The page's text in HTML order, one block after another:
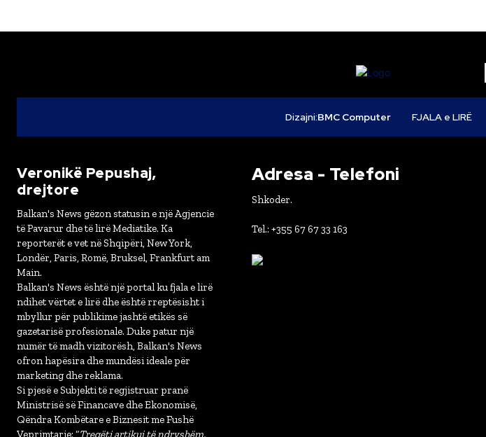
Dizajni:BMC Computer FJALA e LIRË
Veronikë Pepushaj,
drejtore
Balkan's News gëzon statusin e një Agjencie
të Pavarur dhe të lirë Mediatike. Ka
reporterët e vet në Shqipëri, New York,
Londër, Paris, Romë, Bruksel, Frankfurt am
Main.
Balkan's News është një portal ku fjala e lirë
ndihet vërtet e lirë dhe është rreptësisht i
mbyllur për publikime jashtë etikës së
gazetarisë profesionale. Duke patur një
numër të madh vizitorësh, Balkan's News
ofron hapësira dhe mundësi ideale për
marketing dhe reklama.
Si pjesë e Subjekti të regjistruar pranë
Ministrisë së Financave dhe Ekonomisë,
Qëndra Kombëtare e Biznesit me Fushë
Veprimtarie: “Tregëti artikuj të ndryshëm,
Adresa - Telefoni
Shkoder.
Tel.: +355 67 67 33 163